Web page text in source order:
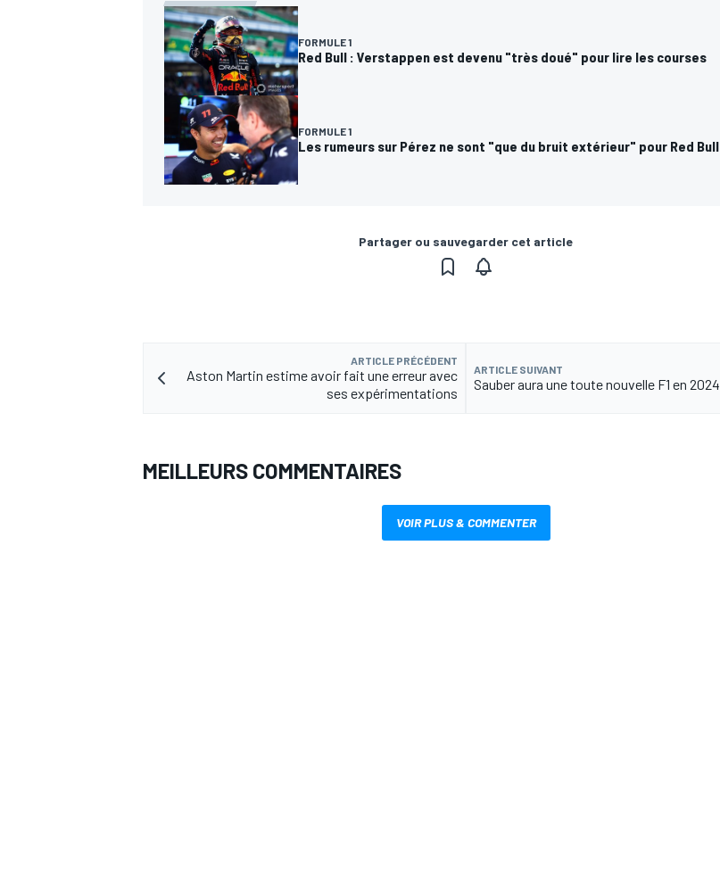
FORMULE 1
Red Bull : Verstappen est devenu "très doué" pour lire les courses
FORMULE 1
Les rumeurs sur Pérez ne sont "que du bruit extérieur" pour Red Bull
Partager ou sauvegarder cet article
ARTICLE PRÉCÉDENT
Aston Martin estime avoir fait une erreur avec
ses expérimentations
ARTICLE SUIVANT
Sauber aura une toute nouvelle F1 en 2024
MEILLEURS COMMENTAIRES
VOIR PLUS & COMMENTER